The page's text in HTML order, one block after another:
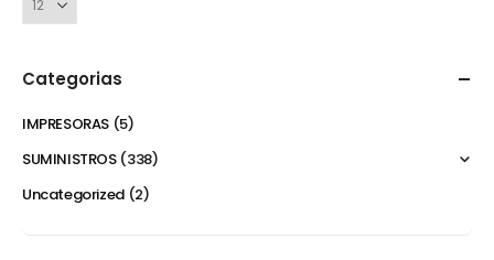
Categorias
IMPRESORAS (5)
SUMINISTROS (338)
Uncategorized (2)